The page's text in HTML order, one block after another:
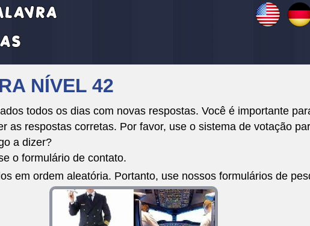
NÍVEL 42
todos os dias com novas respostas. Você é importante
as respostas corretas. Por favor, use o sistema de votação
a dizer?
o formulário de contato.
em ordem aleatória. Portanto, use nossos formulários de